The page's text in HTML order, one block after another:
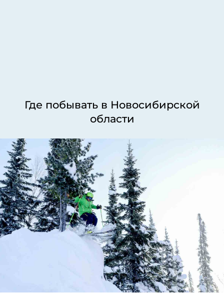
Где побывать в Новосибирской
области